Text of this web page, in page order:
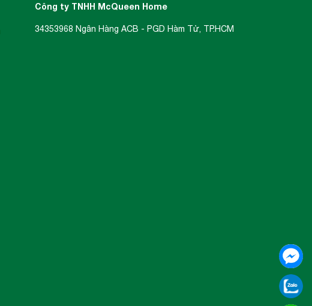
Công ty TNHH McQueen Home
34353968 Ngân Hàng ACB - PGD Hàm Tử, TP.HCM